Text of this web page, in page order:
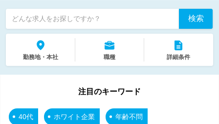
どんな求人をお探しですか？ 検索
勤務地・本社 職種 詳細条件
注目のキーワード
40代 ホワイト企業 年齢不問